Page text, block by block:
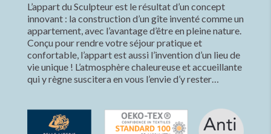
L’appart du Sculpteur est le résultat d’un concept
innovant : la construction d’un gîte inventé comme un
appartement, avec l’avantage d’être en pleine nature.
Conçu pour rendre votre séjour pratique et
confortable, l’appart est aussi l’invention d’un lieu de
vie unique ! L’atmosphère chaleureuse et accueillante
qui y règne suscitera en vous l’envie d’y rester…